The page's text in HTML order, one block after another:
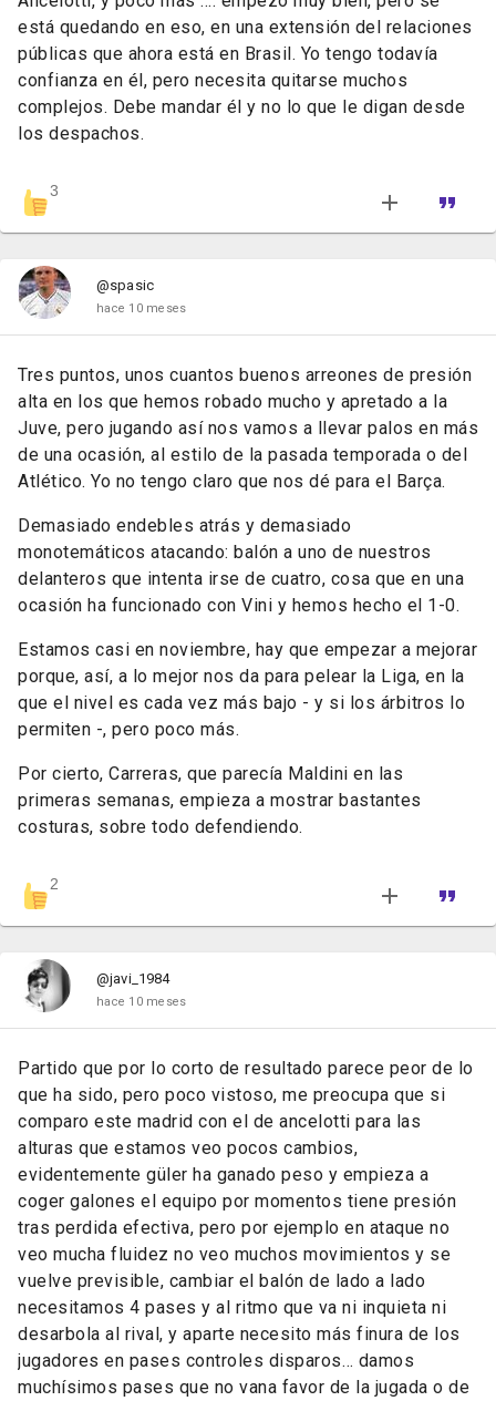
está quedando en eso, en una extensión del relaciones
públicas que ahora está en Brasil. Yo tengo todavía
confianza en él, pero necesita quitarse muchos
complejos. Debe mandar él y no lo que le digan desde
los despachos.
3
@spasic
hace 10 meses
Tres puntos, unos cuantos buenos arreones de presión
alta en los que hemos robado mucho y apretado a la
Juve, pero jugando así nos vamos a llevar palos en más
de una ocasión, al estilo de la pasada temporada o del
Atlético. Yo no tengo claro que nos dé para el Barça.
Demasiado endebles atrás y demasiado
monotemáticos atacando: balón a uno de nuestros
delanteros que intenta irse de cuatro, cosa que en una
ocasión ha funcionado con Vini y hemos hecho el 1-0.
Estamos casi en noviembre, hay que empezar a mejorar
porque, así, a lo mejor nos da para pelear la Liga, en la
que el nivel es cada vez más bajo - y si los árbitros lo
permiten -, pero poco más.
Por cierto, Carreras, que parecía Maldini en las
primeras semanas, empieza a mostrar bastantes
costuras, sobre todo defendiendo.
2
@javi_1984
hace 10 meses
Partido que por lo corto de resultado parece peor de lo
que ha sido, pero poco vistoso, me preocupa que si
comparo este madrid con el de ancelotti para las
alturas que estamos veo pocos cambios,
evidentemente güler ha ganado peso y empieza a
coger galones el equipo por momentos tiene presión
tras perdida efectiva, pero por ejemplo en ataque no
veo mucha fluidez no veo muchos movimientos y se
vuelve previsible, cambiar el balón de lado a lado
necesitamos 4 pases y al ritmo que va ni inquieta ni
desarbola al rival, y aparte necesito más finura de los
jugadores en pases controles disparos… damos
muchísimos pases que no vana favor de la jugada o de